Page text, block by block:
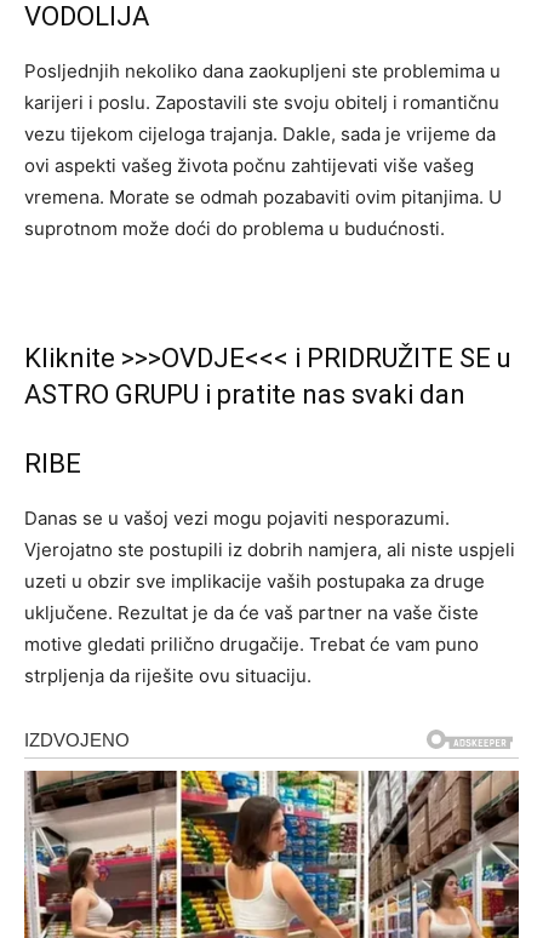
VODOLIJA
Posljednjih nekoliko dana zaokupljeni ste problemima u
karijeri i poslu. Zapostavili ste svoju obitelj i romantičnu
vezu tijekom cijeloga trajanja. Dakle, sada je vrijeme da
ovi aspekti vašeg života počnu zahtijevati više vašeg
vremena. Morate se odmah pozabaviti ovim pitanjima. U
suprotnom može doći do problema u budućnosti.
Kliknite >>>OVDJE<<< i PRIDRUŽITE SE u
ASTRO GRUPU i pratite nas svaki dan
RIBE
Danas se u vašoj vezi mogu pojaviti nesporazumi.
Vjerojatno ste postupili iz dobrih namjera, ali niste uspjeli
uzeti u obzir sve implikacije vaših postupaka za druge
uključene. Rezultat je da će vaš partner na vaše čiste
motive gledati prilično drugačije. Trebat će vam puno
strpljenja da riješite ovu situaciju.